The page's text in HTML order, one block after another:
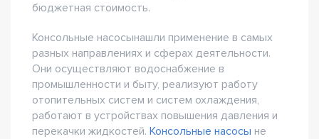
бюджетная стоимость.
Консольные насосынашли применение в самых
разных направлениях и сферах деятельности.
Они осуществляют водоснабжение в
промышленности и быту, реализуют работу
отопительных систем и систем охлаждения,
работают в устройствах повышения давления и
перекачки жидкостей. Консольные насосы не